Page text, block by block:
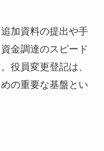
加資料の提出や手
金調達のスピード
役員変更登記は、
の重要な基盤とい